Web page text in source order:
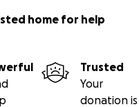
home for help
Trusted
Your
donation is